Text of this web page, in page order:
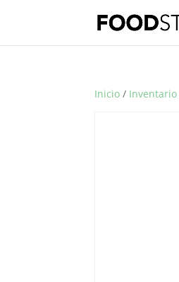
Inicio / Inventario